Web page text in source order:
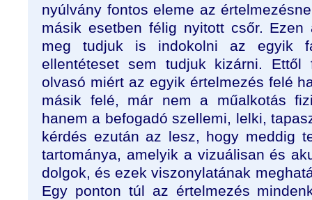
nyúlvány fontos eleme az
másik esetben félig nyitott csőr.
meg tudjuk is indokolni az egyik
ellentéteset sem tudjuk kizárni.
olvasó miért az egyik értelmezés felé
másik felé, már nem a műalkotás
hanem a befogadó szellemi, lelki,
kérdés ezután az lesz, hogy meddig
tartománya, amelyik a vizuálisan és
dolgok, és ezek viszonylatának
Egy ponton túl az értelmezés